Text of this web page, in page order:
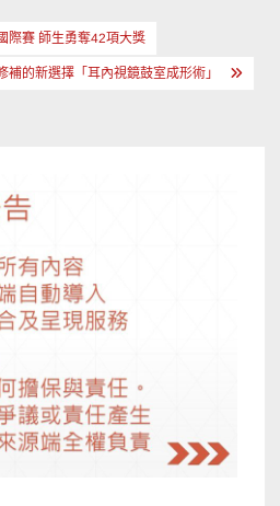
際賽 師生勇奪42項大獎
補的新選擇「耳內視鏡鼓室成形術」